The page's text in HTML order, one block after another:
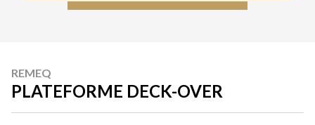
REMEQ
PLATEFORME DECK-OVER